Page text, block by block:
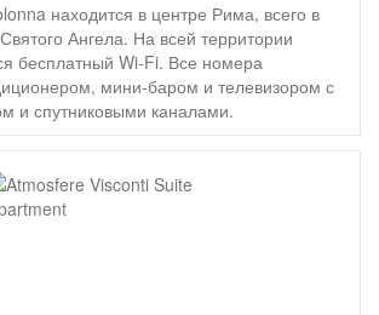
находится в центре Рима, всего в
Ангела. На всей территории
бесплатный Wi-Fi. Все номера
мини-баром и телевизором с
и спутниковыми каналами.